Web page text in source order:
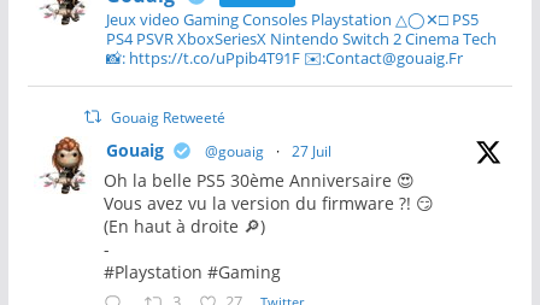
Jeux video Gaming Consoles Playstation △◯✕□ PS5
PS4 PSVR XboxSeriesX Nintendo Switch 2 Cinema Tech
📸: https://t.co/uPpib4T91F ✉️:Contact@gouaig.Fr
Gouaig Retweeté
Gouaig @gouaig · 27 Juil
Oh la belle PS5 30ème Anniversaire 😍
Vous avez vu la version du firmware ?! 😏
(En haut à droite 🔎)
-
#Playstation #Gaming